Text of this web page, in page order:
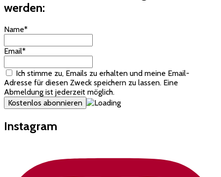
werden:
Name*
Email*
Ich stimme zu, Emails zu erhalten und meine Email-
Adresse für diesen Zweck speichern zu lassen. Eine
Abmeldung ist jederzeit möglich.
Instagram